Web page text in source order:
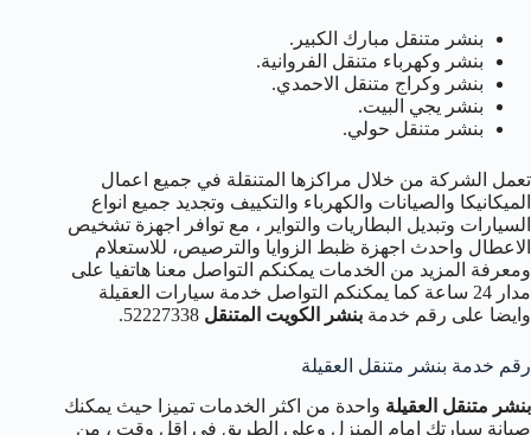
بنشر متنقل مبارك الكبير.
بنشر وكهرباء متنقل الفروانية.
بنشر وكراج متنقل الاحمدي.
بنشر يجي البيت.
بنشر متنقل حولي.
تعمل الشركة من خلال مراكزها المتنقلة في جميع اعمال
الميكانيكا والصيانات والكهرباء والتكييف وتجديد جميع انواع
السيارات وتبديل البطاريات والتواير ، مع توافر اجهزة تشخيص
الاعطال واحدث اجهزة ظبط الزوايا والترصيص، للاستعلام
ومعرفة المزيد من الخدمات يمكنكم التواصل معنا هاتفيا على
مدار 24 ساعة كما يمكنكم التواصل خدمة سيارات العقيلة
وايضا على رقم خدمة بنشر الكويت المتنقل
رقم خدمة بنشر متنقل العقيلة
بنشر متنقل العقيلة واحدة من اكثر الخدمات تميزا حيث يمكنك
صيانة سيارتك امام المنزل وعلى الطريق في اقل وقت ، من